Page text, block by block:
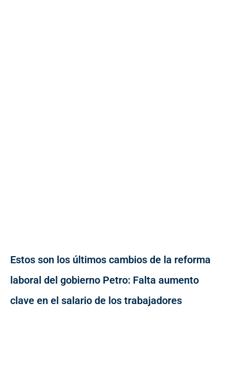
Estos son los últimos cambios de la reforma
laboral del gobierno Petro: Falta aumento
clave en el salario de los trabajadores